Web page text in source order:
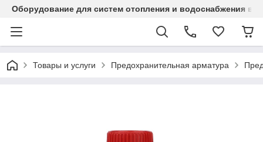
Оборудование для систем отопления и водоснабжения в
Товары и услуги Предохранительная арматура